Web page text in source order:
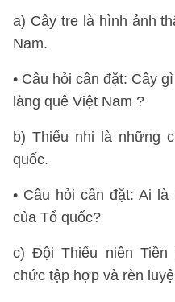
a) Cây tre là hình ảnh
Nam.
• Câu hỏi cần đặt: Cây
làng quê Việt Nam ?
b) Thiếu nhi là những
quốc.
• Câu hỏi cần đặt: Ai
của Tổ quốc?
c) Đội Thiếu niên
chức tập hợp và rèn